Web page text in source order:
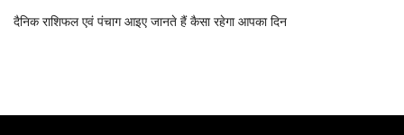
दैनिक राशिफल एवं पंचाग आइए जानते हैं कैसा रहेगा आपका दिन